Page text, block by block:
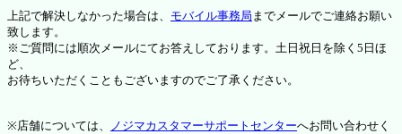
上記で解決しなかった場合は、 モバイル事務局 までメールでご連絡お願い
致します。
※ご質問には順次メールにてお答えしております。土日祝日を除く5日ほ
ど、
お待ちいただくこともございますのでご了承ください。
※店舗については、 ノジマカスタマーサポートセンターへお問い合わせく